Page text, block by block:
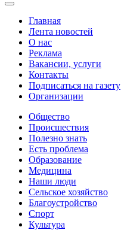
Главная
Лента новостей
О нас
Реклама
Вакансии, услуги
Контакты
Подписаться на газету
Организации
Общество
Происшествия
Полезно знать
Есть проблема
Образование
Медицина
Наши люди
Сельское хозяйство
Благоустройство
Спорт
Культура